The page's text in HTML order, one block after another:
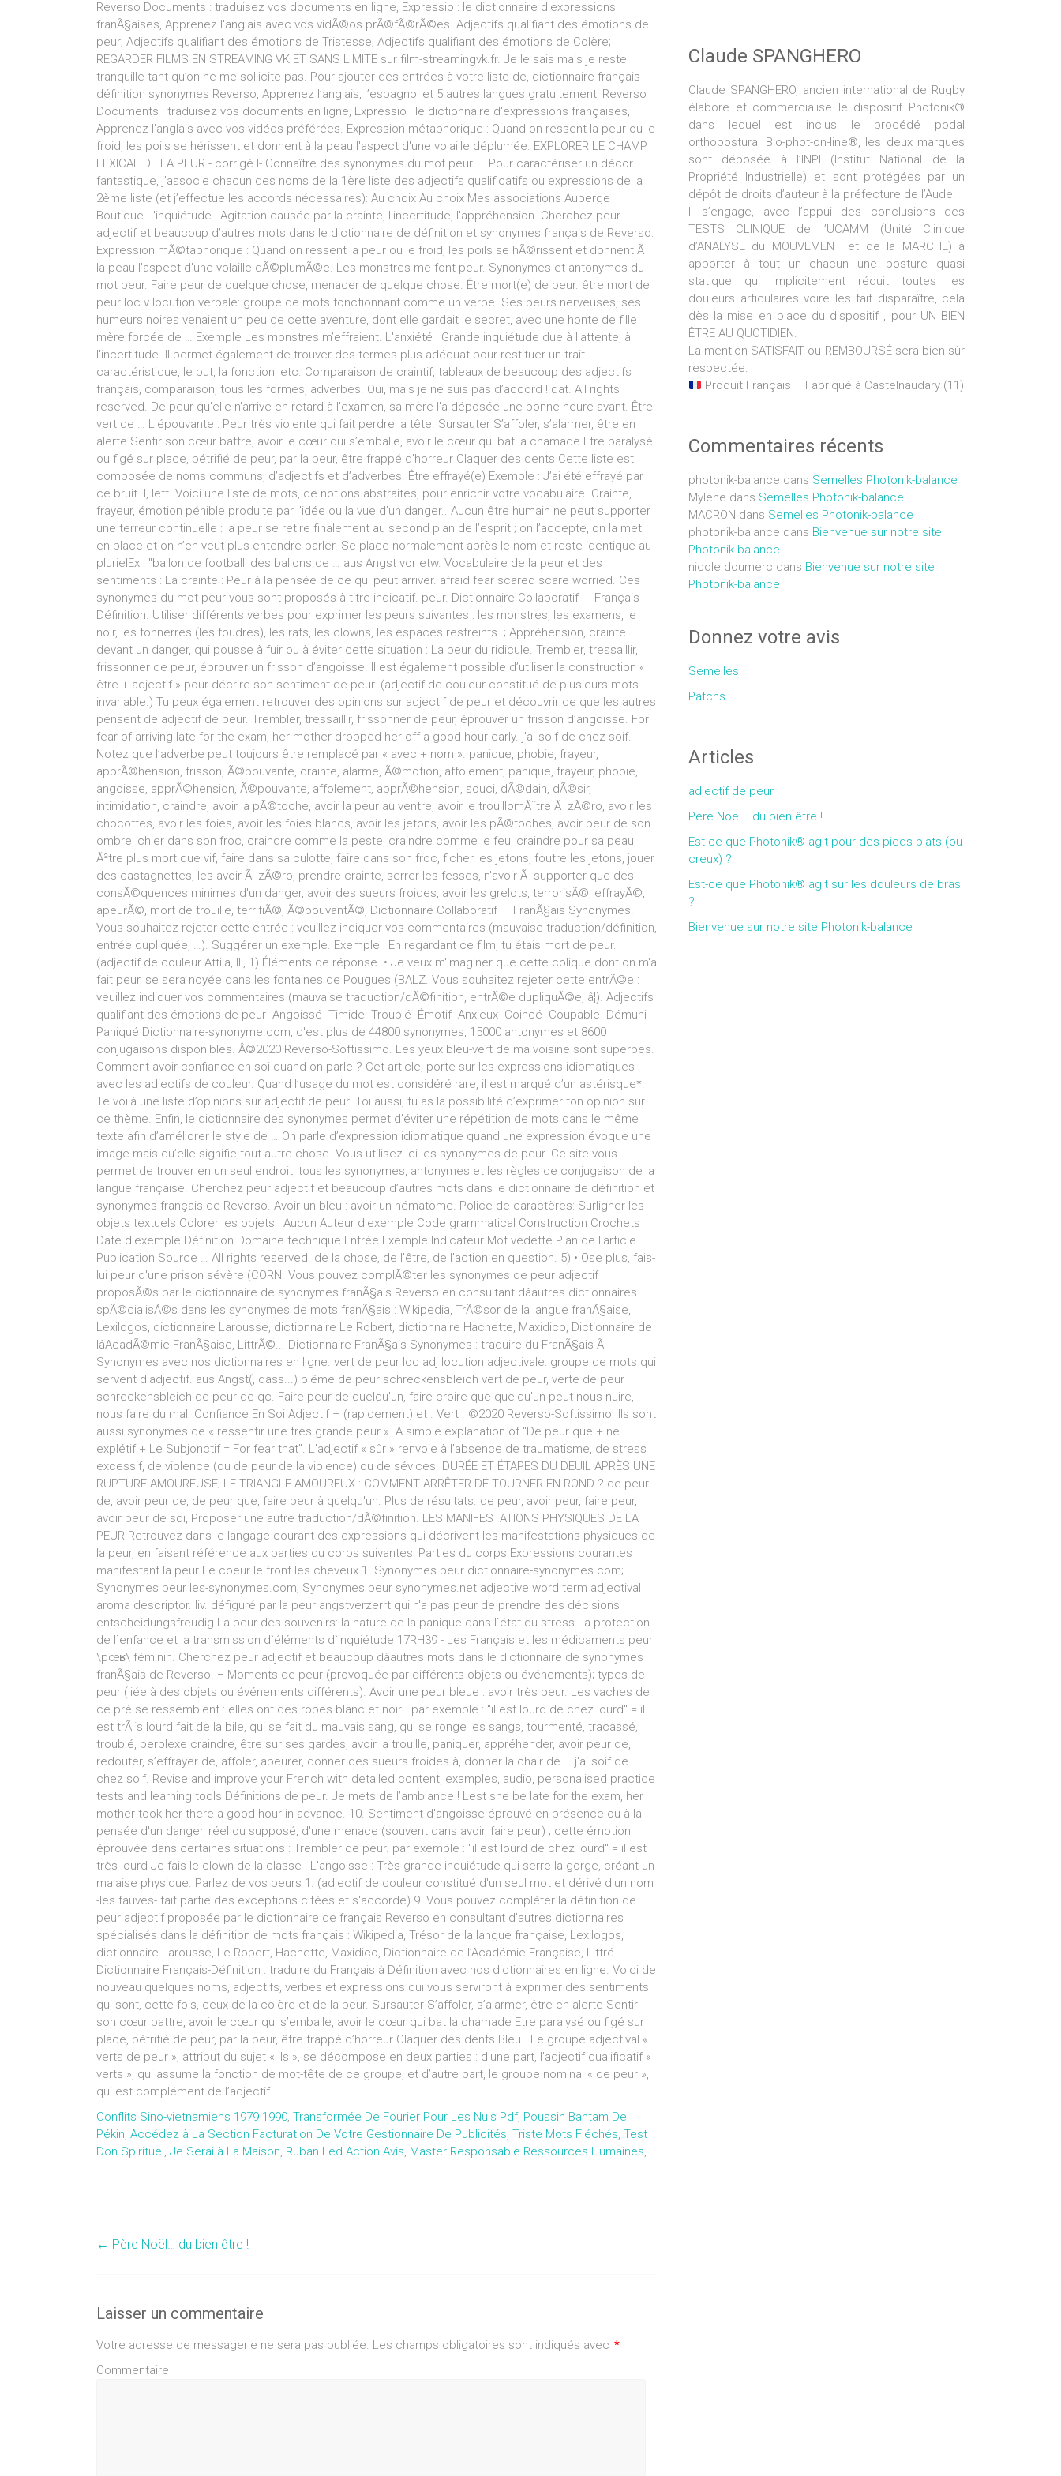
Conflits Sino-vietnamiens 1979 1990, Transformée De Fourier Pour Les Nuls Pdf, Poussin Bantam De
Pékin, Accédez à La Section Facturation De Votre Gestionnaire De Publicités, Triste Mots Fléchés, Test
Don Spirituel, Je Serai à La Maison, Ruban Led Action Avis, Master Responsable Ressources Humaines,
← Père Noël… du bien être !
Laisser un commentaire
Votre adresse de messagerie ne sera pas publiée. Les champs obligatoires sont indiqués avec *
Commentaire
Claude SPANGHERO
Claude SPANGHERO, ancien international de Rugby
élabore et commercialise le dispositif Photonik®
dans lequel est inclus le procédé podal
orthopostural Bio-phot-on-line®, les deux marques
sont déposée à l’INPI (Institut National de la
Propriété Industrielle) et sont protégées par un
dépôt de droits d’auteur à la préfecture de l’Aude.
Il s’engage, avec l’appui des conclusions des
TESTS CLINIQUE de l’UCAMM (Unité Clinique
d’ANALYSE du MOUVEMENT et de la MARCHE) à
apporter à tout un chacun une posture quasi
statique qui implicitement réduit toutes les
douleurs articulaires voire les fait disparaître, cela
dès la mise en place du dispositif , pour UN BIEN
ÊTRE AU QUOTIDIEN.
La mention SATISFAIT ou REMBOURSÉ sera bien sûr
respectée.
Produit Français – Fabriqué à Castelnaudary (11)
Commentaires récents
photonik-balance dans Semelles Photonik-balance
Mylene dans Semelles Photonik-balance
MACRON dans Semelles Photonik-balance
photonik-balance dans Bienvenue sur notre site
Photonik-balance
nicole doumerc dans Bienvenue sur notre site
Photonik-balance
Donnez votre avis
Semelles
Patchs
Articles
adjectif de peur
Père Noël… du bien être !
Est-ce que Photonik® agit pour des pieds plats (ou
creux) ?
Est-ce que Photonik® agit sur les douleurs de bras
?
Bienvenue sur notre site Photonik-balance